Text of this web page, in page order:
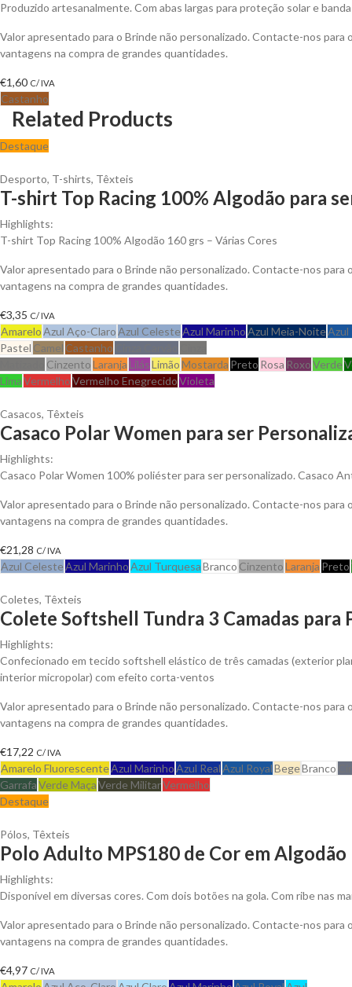
Produzido artesanalmente. Com abas largas para proteção solar e
Valor apresentado para o Brinde não personalizado. Contacte-nos para
vantagens na compra de grandes quantidades.
€1,60 C/ IVA
Castanho
Related Products
Destaque
Desporto, T-shirts, Têxteis
T-shirt Top Racing 100% Algodão para
Highlights:
T-shirt Top Racing 100% Algodão 160 grs – Várias Cores
Valor apresentado para o Brinde não personalizado. Contacte-nos para
vantagens na compra de grandes quantidades.
€3,35 C/ IVA
AmareloAzul Aço-ClaroAzul CelesteAzul MarinhoAzul Meia-NoiteAzul
Pastel Camel Castanho
CinzentoLaranja LilásLimãoMostarda Preto Rosa RoxoVerde
LimaVermelhoVermelho EnegrecidoVioleta
Casacos, Têxteis
Casaco Polar Women para ser
Highlights:
Casaco Polar Women 100% poliéster para ser personalizado. Casaco
Valor apresentado para o Brinde não personalizado. Contacte-nos para
vantagens na compra de grandes quantidades.
€21,28 C/ IVA
Azul CelesteAzul MarinhoAzul TurquesaBranco CinzentoLaranja Preto
Coletes, Têxteis
Colete Softshell Tundra 3 Camadas para
Highlights:
Confecionado em tecido softshell elástico de três camadas (exterior
interior micropolar) com efeito corta-ventos
Valor apresentado para o Brinde não personalizado. Contacte-nos para
vantagens na compra de grandes quantidades.
€17,22 C/ IVA
Amarelo FluorescenteAzul MarinhoAzul RealAzul RoyalBegeBranco
GarrafaVerde MaçaVerde MilitarVermelho
Destaque
Pólos, Têxteis
Polo Adulto MPS180 de Cor em
Highlights:
Disponível em diversas cores. Com dois botões na gola. Com ribe nas
Valor apresentado para o Brinde não personalizado. Contacte-nos para
vantagens na compra de grandes quantidades.
€4,97 C/ IVA